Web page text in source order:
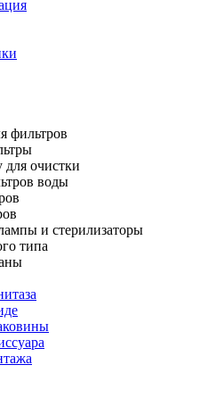
фильтров
очистки
воды
и стерилизаторы
типа